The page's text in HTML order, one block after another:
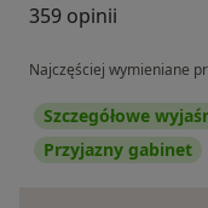
359 opinii
Najczęściej wymieniane
Szczegółowe
Przyjazny gabinet